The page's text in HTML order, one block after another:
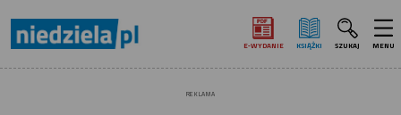
E‑WYDANIE KSIĄŻKI SZUKAJ MENU
REKLAMA